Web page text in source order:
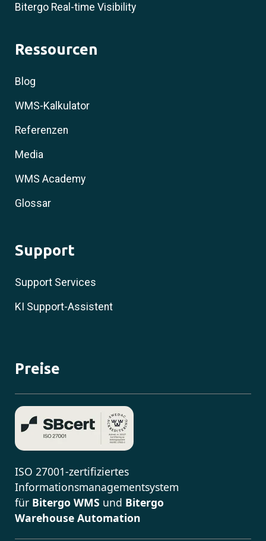
Bitergo Real-time Visibility
Ressourcen
Blog
WMS-Kalkulator
Referenzen
Media
WMS Academy
Glossar
Support
Support Services
KI Support-Assistent
Preise
ISO 27001-zertifiziertes
Informationsmanagementsystem
für Bitergo WMS und Bitergo
Warehouse Automation